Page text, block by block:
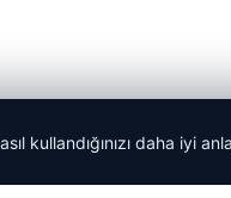
– En Güncel Haberler
kullandığınızı daha iyi